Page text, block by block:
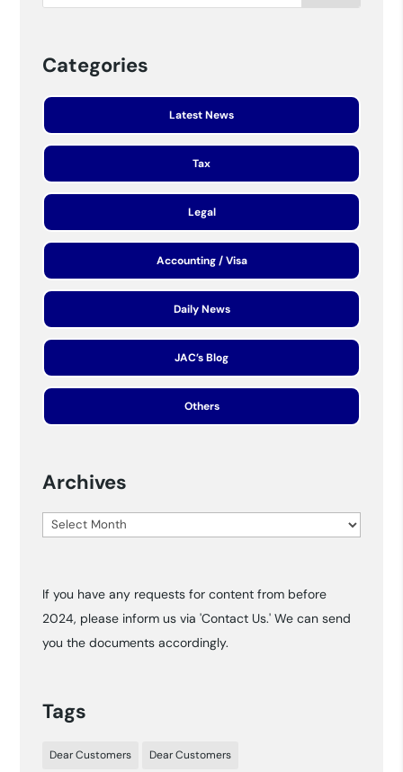
Categories
Latest News
Tax
Legal
Accounting / Visa
Daily News
JAC’s Blog
Others
Archives
Archives
If you have any requests for content from before
2024, please inform us via 'Contact Us.' We can send
you the documents accordingly.
Tags
Dear Customers Dear Customers